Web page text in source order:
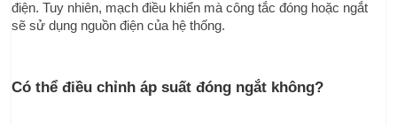
điện. Tuy nhiên, mạch điều khiển mà công tắc đóng hoặc ngắt
sẽ sử dụng nguồn điện của hệ thống.
Có thể điều chỉnh áp suất đóng ngắt không?